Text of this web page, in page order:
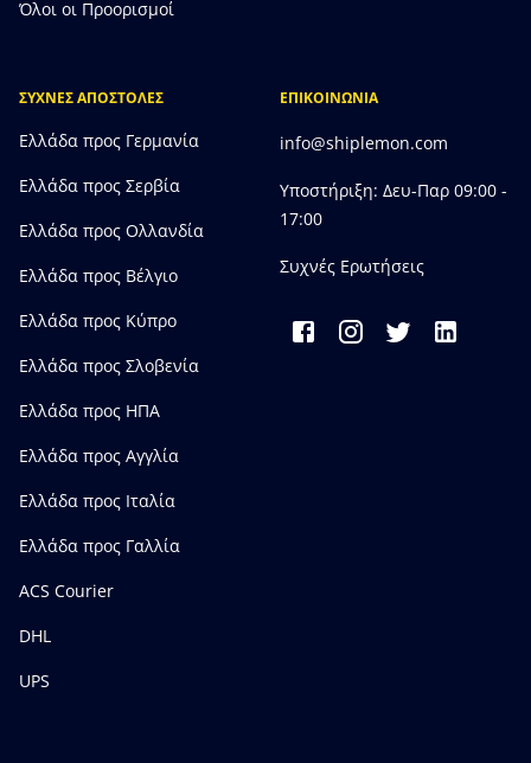
Όλοι οι Προορισμοί
ΣΥΧΝΕΣ ΑΠΟΣΤΟΛΕΣ
Ελλάδα προς Γερμανία
Ελλάδα προς Σερβία
Ελλάδα προς Ολλανδία
Ελλάδα προς Bέλγιο
Ελλάδα προς Κύπρο
Ελλάδα προς Σλοβενία
Ελλάδα προς ΗΠΑ
Ελλάδα προς Αγγλία
Ελλάδα προς Ιταλία
Ελλάδα προς Γαλλία
ACS Courier
DHL
UPS
ΕΠΙΚΟΙΝΩΝΙΑ
info@shiplemon.com
Υποστήριξη: Δευ-Παρ 09:00 -
17:00
Συχνές Ερωτήσεις